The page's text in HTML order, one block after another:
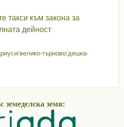
такси към закона за
дейност
велико-търново/дешка-
земеделска земя: